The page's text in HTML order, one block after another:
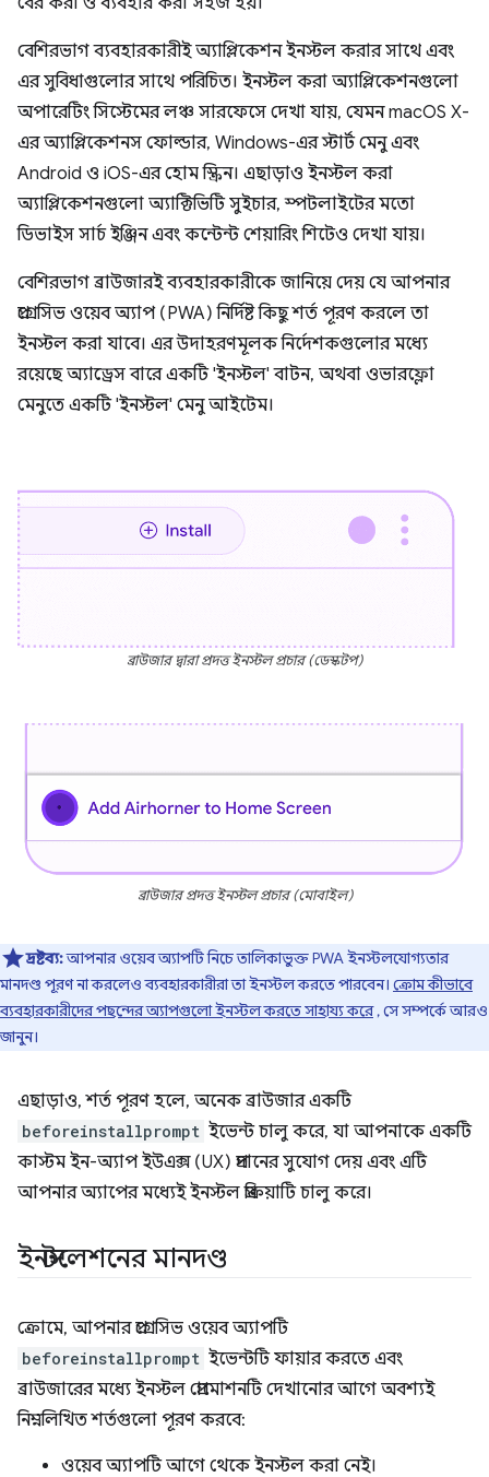
বেশিরভাগ ব্যবহারকারীই অ্যাপ্লিকেশন ইনস্টল করার সাথে এবং
এর সুবিধাগুলোর সাথে পরিচিত। ইনস্টল করা অ্যাপ্লিকেশনগুলো
অপারেটিং সিস্টেমের লঞ্চ সারফেসে দেখা যায়, যেমন macOS X-
এর অ্যাপ্লিকেশনস ফোল্ডার, Windows-এর স্টার্ট মেনু এবং
Android ও iOS-এর হোম স্ক্রিন। এছাড়াও ইনস্টল করা
অ্যাপ্লিকেশনগুলো অ্যাক্টিভিটি সুইচার, স্পটলাইটের মতো
ডিভাইস সার্চ ইঞ্জিন এবং কন্টেন্ট শেয়ারিং শিটেও দেখা যায়।
বেশিরভাগ ব্রাউজারই ব্যবহারকারীকে জানিয়ে দেয় যে আপনার
প্রগ্রেসিভ ওয়েব অ্যাপ (PWA) নির্দিষ্ট কিছু শর্ত পূরণ করলে তা
ইনস্টল করা যাবে। এর উদাহরণমূলক নির্দেশকগুলোর মধ্যে
রয়েছে অ্যাড্রেস বারে একটি 'ইনস্টল' বাটন, অথবা ওভারফ্লো
মেনুতে একটি 'ইনস্টল' মেনু আইটেম।
ব্রাউজার দ্বারা প্রদত্ত ইনস্টল প্রচার (ডেস্কটপ)
ব্রাউজার প্রদত্ত ইনস্টল প্রচার (মোবাইল)
দ্রষ্টব্য:আপনার ওয়েব অ্যাপটি নিচে তালিকাভুক্ত PWA ইনস্টলযোগ্যতার
মানদণ্ড পূরণ না করলেও ব্যবহারকারীরা তা ইনস্টল করতে পারবেন। ক্রোম কীভাবে
ব্যবহারকারীদের পছন্দের অ্যাপগুলো ইনস্টল করতে সাহায্য করে, সে সম্পর্কে আরও
জানুন।
এছাড়াও, শর্ত পূরণ হলে, অনেক ব্রাউজার একটি
beforeinstallprompt ইভেন্ট চালু করে, যা আপনাকে একটি
কাস্টম ইন-অ্যাপ ইউএক্স (UX) প্রদানের সুযোগ দেয় এবং এটি
আপনার অ্যাপের মধ্যেই ইনস্টল প্রক্রিয়াটি চালু করে।
ইনস্টলেশনের মানদণ্ড
ক্রোমে, আপনার প্রগ্রেসিভ ওয়েব অ্যাপটি
beforeinstallprompt ইভেন্টটি ফায়ার করতে এবং
ব্রাউজারের মধ্যে ইনস্টল প্রোমোশনটি দেখানোর আগে অবশ্যই
নিম্নলিখিত শর্তগুলো পূরণ করবে:
ওয়েব অ্যাপটি আগে থেকে ইনস্টল করা নেই।